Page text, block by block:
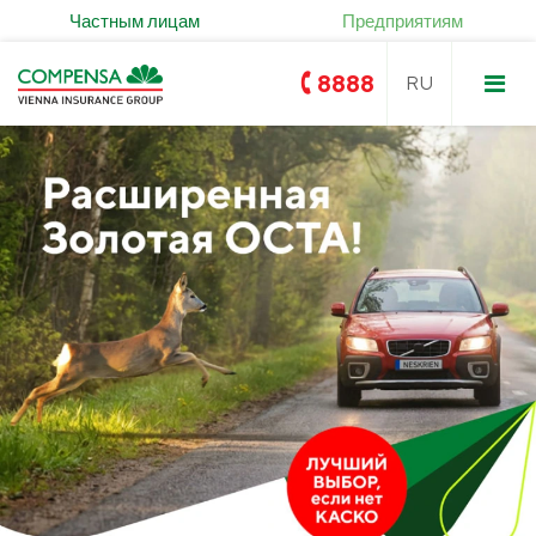
Compensa
Compensa Life
Услуги страхования жизни и
здоровья
ОСТА
Золотое ОСTA
KASKO
Частным лицам Предприятиям
8888